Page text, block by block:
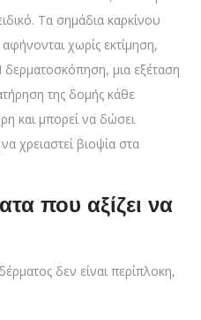
Τα σημάδια καρκίνου
χωρίς εκτίμηση,
μια εξέταση
της δομής κάθε
και μπορεί να δώσει
χρειαστεί βιοψία στα
που αξίζει να
δεν είναι περίπλοκη,